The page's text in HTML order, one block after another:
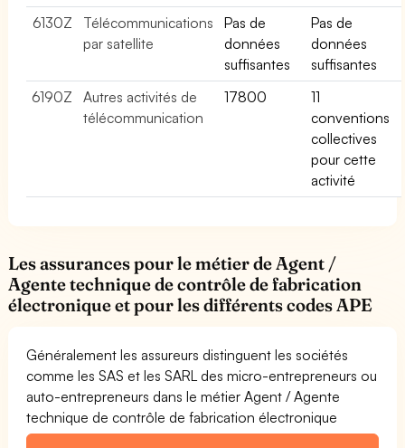
6130Z
Télécommunications
par satellite
Pas de
données
suffisantes
Pas de
données
suffisantes
6190Z
Autres activités de
télécommunication
17800
11
conventions
collectives
pour cette
activité
Les assurances pour le métier de Agent /
Agente technique de contrôle de fabrication
électronique et pour les différents codes APE
Généralement les assureurs distinguent les sociétés
comme les SAS et les SARL des micro-entrepreneurs ou
auto-entrepreneurs dans le métier Agent / Agente
technique de contrôle de fabrication électronique